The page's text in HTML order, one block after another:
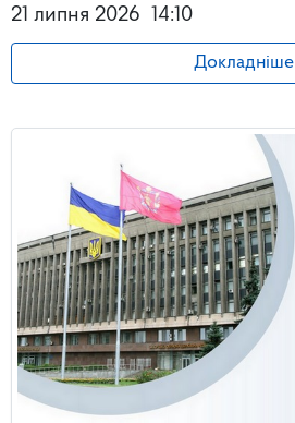
21 липня 2026 14:10
Докладніше